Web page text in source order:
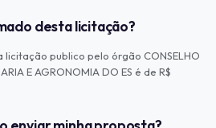
desta licitação?
publico pelo órgão CONSELHO
E AGRONOMIA DO ES é de R$